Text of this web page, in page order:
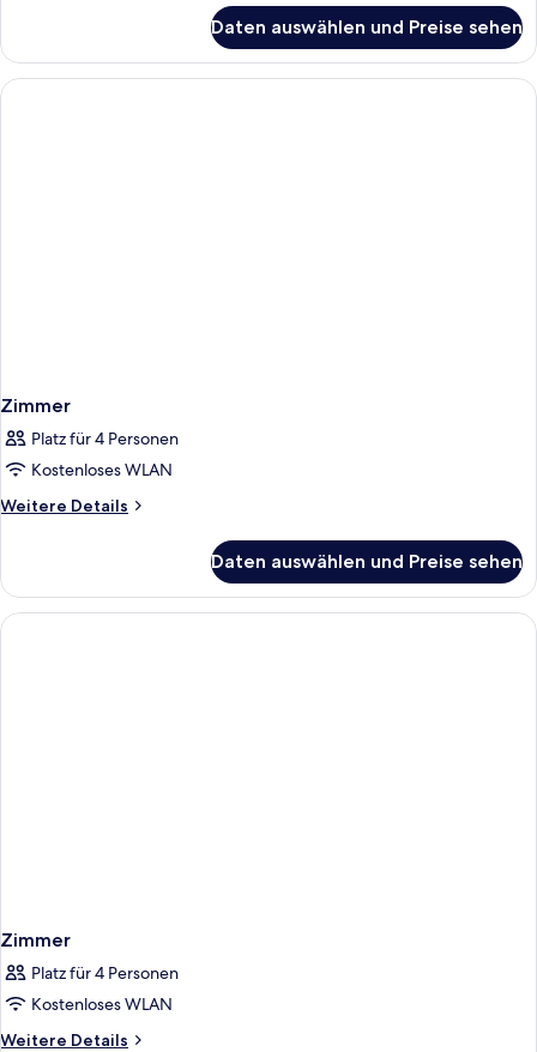
Daten auswählen und Preise sehen
Zimmer
Platz für 4 Personen
Kostenloses WLAN
Weitere Details
Weitere
Daten auswählen und Preise sehen
Zimmer
Platz für 4 Personen
Kostenloses WLAN
Weitere Details
Weitere